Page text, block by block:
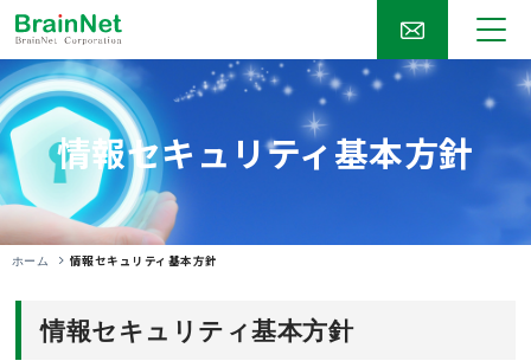
情報セキュリティ基本方針
ホーム 情報セキュリティ基本方針
情報セキュリティ基本方針